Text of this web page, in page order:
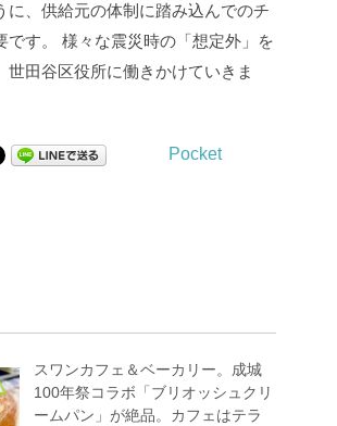
に、供給元の体制に踏み込んでのチ
す。
様々な震災時の「想定外」を
世田谷区役所に働きかけていきま
Pocket
スワンカフェ＆ベーカリー。成城
100年祭コラボ「ブリオッシュクリ
ームパン」が絶品。カフェはテラ